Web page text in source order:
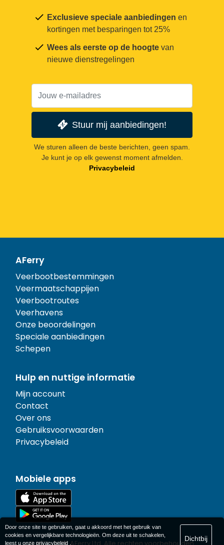
Exclusieve speciale aanbiedingen en
kortingen met besparingen tot 25%
Wees als eerste op de hoogte van
nieuwe dienstregelingen
Stuur mij aanbiedingen!
We sturen alleen de beste berichten, geen spam.
Je kunt je op elk gewenst moment afmelden.
Privacybeleid
AFerry
Veerbootbestemmingen
Veermaatschappijen
Veerbootroutes
Veerhavens
Onze beoordelingen
Speciale aanbiedingen
Schepen
Hulp en nuttige informatie
Mijn account
Contact
Over ons
Gebruiksvoorwaarden
Privacybeleid
Mobiele apps
© 1977-2026 AFerry Ltd. Alle rechten voorbehouden.
Door onze site te gebruiken, gaat u akkoord met het gebruik van
cookies en vergelijkbare technologieën. Om deze uit te schakelen,
leest u onze privacybeleid.
Dichtbij